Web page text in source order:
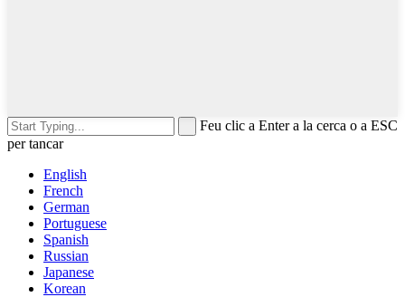
Feu clic a Enter a la cerca o a ESC
per tancar
English
French
German
Portuguese
Spanish
Russian
Japanese
Korean